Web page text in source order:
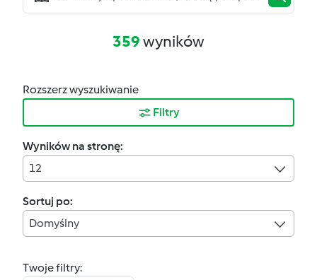
359wyników
Rozszerz wyszukiwanie
Filtry
Wyników na stronę:
12
Sortuj po:
Domyślny
Twoje filtry: